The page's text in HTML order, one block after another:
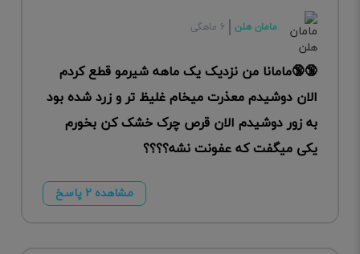
مامان هلن ۶ ماهگی
🔞🔞مامانا من نزدیک یک ماهه شیرمو قطع کردم
الان دوشیدم معذرت میخام غلیظ تر و زرد شده بود
به زور دوشیدم الان قرص چرک خشک کن بخورم
یکی میگفت که عفونت نشه؟؟؟؟
مشاهده ۲ پاسخ